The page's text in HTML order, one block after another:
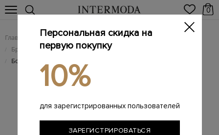
0
Главная Женщинам / Женская обувь
/ Брендовые женские босоножки
/ Босоножки Rockstud с решетчатой отделкой и заклепками
Персональная скидка на
первую покупку
10%
для зарегистрированных пользователей
ЗАРЕГИСТРИРОВАТЬСЯ